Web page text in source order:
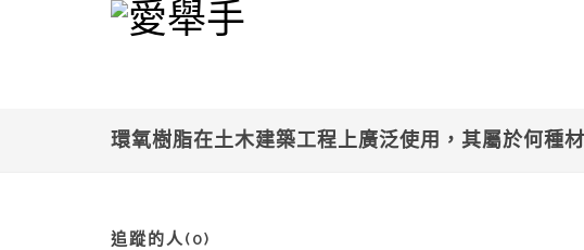
環氧樹脂在土木建築工程上廣泛使用，其屬於何種
追蹤的人(0)